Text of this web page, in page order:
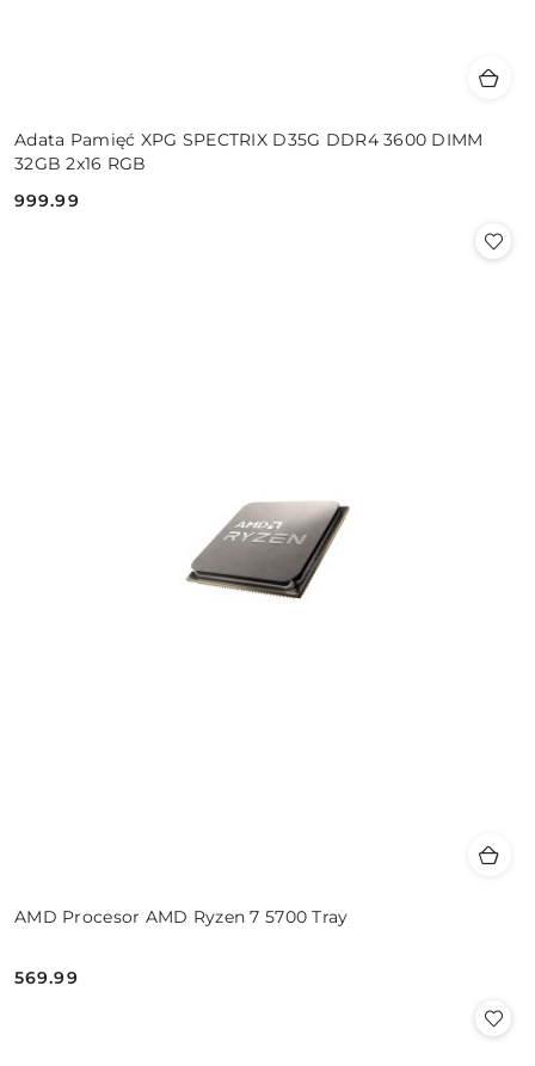
Adata Pamięć XPG SPECTRIX D35G DDR4 3600 DIMM
32GB 2x16 RGB
Cena:
999.99
AMD Procesor AMD Ryzen 7 5700 Tray
Cena:
569.99